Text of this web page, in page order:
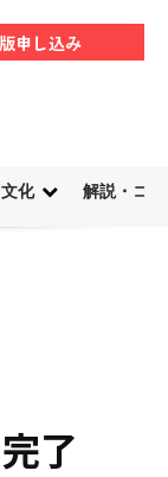
申し込み
文化 解説・コ
了